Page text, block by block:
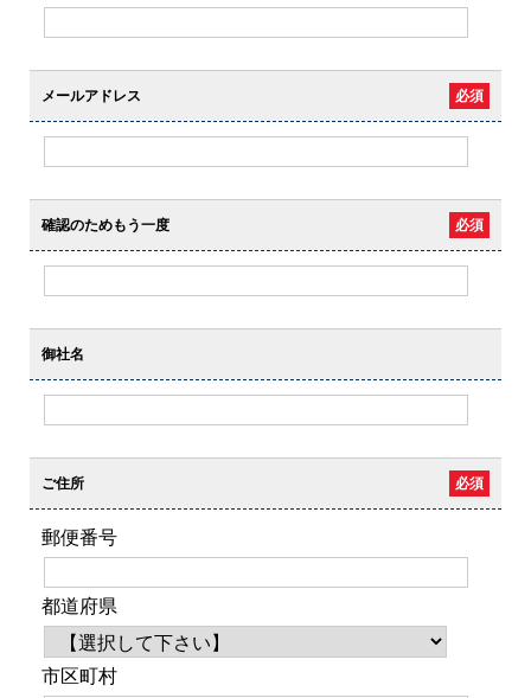
メールアドレス 必須
確認のためもう一度 必須
御社名
ご住所 必須
郵便番号
都道府県
市区町村